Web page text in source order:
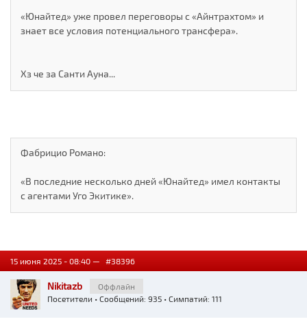
«Юнайтед» уже провел переговоры с «Айнтрахтом» и
знает все условия потенциального трансфера».
Хз че за Санти Ауна...
Фабрицио Романо:
«В последние несколько дней «Юнайтед» имел контакты
с агентами Уго Экитике».
15 июня 2025 - 08:40 — #38396
Nikitazb
Оффлайн
Посетители • Сообщений: 935 • Симпатий: 111